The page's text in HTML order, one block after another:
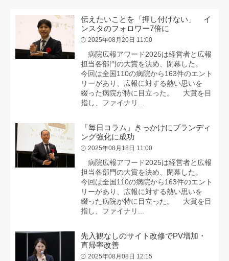
伝えたいことを「押し付けない」 イ
ンスタのフォロワー7倍に
2025年08月20日 11:00
病院広報アワード2025は経営者と広報
担当各部門の大賞を決め、閉幕した。
今回は全国110の病院から163件のエント
リーがあり、広報に対する熱い思いを
綴った病院が特に目立った。 大賞を目
指し、ファイナリ...
「毎日コラム」きっかけにブランディ
ング強化に成功
2025年08月18日 11:00
病院広報アワード2025は経営者と広報
担当各部門の大賞を決め、閉幕した。
今回は全国110の病院から163件のエント
リーがあり、広報に対する熱い思いを
綴った病院が特に目立った。 大賞を目
指し、ファイナリ...
先入観なしのサイト改修でPV増加・
直帰率改善
2025年08月08日 12:15